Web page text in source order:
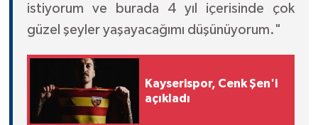
istiyorum ve burada 4 yıl içerisinde çok
güzel şeyler yaşayacağımı düşünüyorum."
Kayserispor, Cenk Şen'i
açıkladı